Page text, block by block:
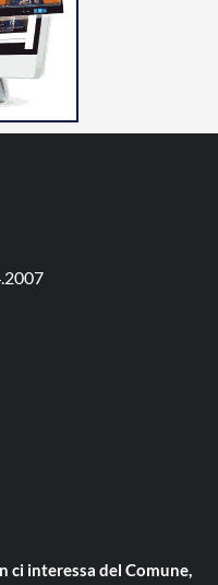
ci interessa del Comune,